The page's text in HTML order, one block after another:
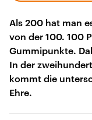
Als 200 hat man
von der 100. 100
Gummipunkte.
In der
kommt die
Ehre.